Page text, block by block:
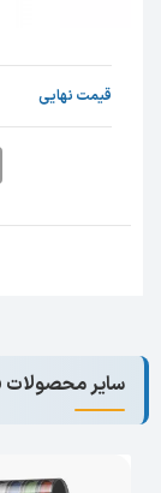
قیمت نهایی
سایر محصولات Bambu Lab